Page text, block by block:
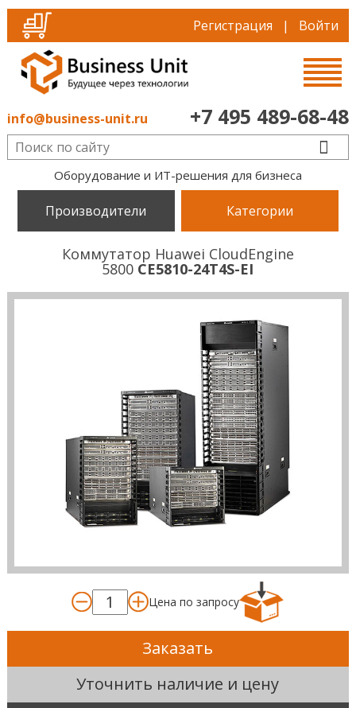
Регистрация | Войти
info@business-unit.ru +7 495 489-68-48
Оборудование и ИТ-решения для бизнеса
Производители Категории
Коммутатор Huawei CloudEngine
5800 CE5810-24T4S-EI
Цена по запросу
Заказать
Уточнить наличие и цену